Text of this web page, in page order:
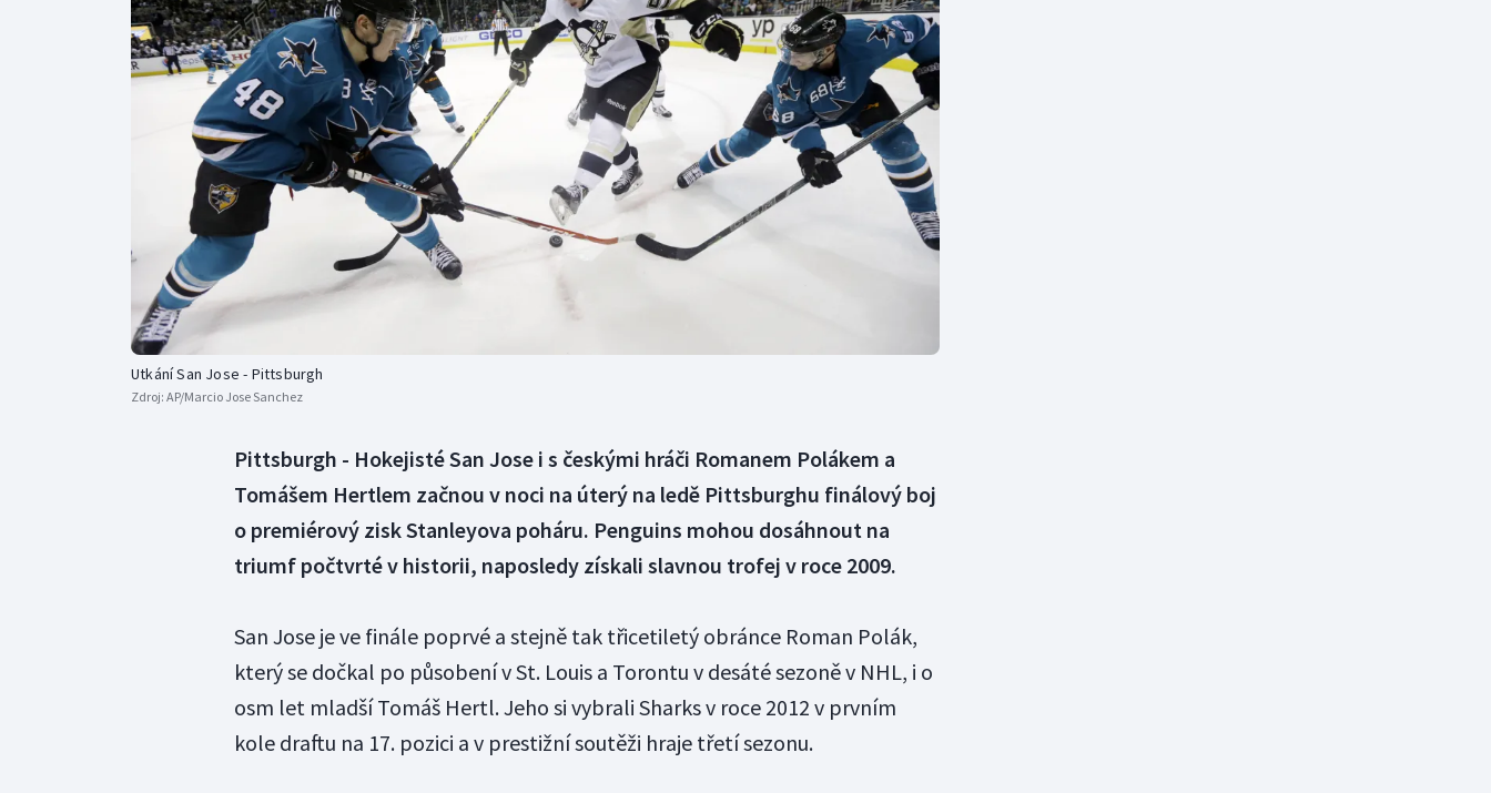
Curling
Dostihy
Florbal
Futsal
Golf
Gymnastika
Moderní pětiboj
Motorsport
Olympijské hry
Parasport
Plavání
Triatlon
Veslování
Vodní slalom
Volejbal
Utkání San Jose - Pittsburgh
Zdroj: AP/Marcio Jose Sanchez
Pittsburgh - Hokejisté San Jose i s českými hráči Romanem Polákem a
Tomášem Hertlem začnou v noci na úterý na ledě Pittsburghu finálový boj
o premiérový zisk Stanleyova poháru. Penguins mohou dosáhnout na
triumf počtvrté v historii, naposledy získali slavnou trofej v roce 2009.
San Jose je ve finále poprvé a stejně tak třicetiletý obránce Roman Polák,
který se dočkal po působení v St. Louis a Torontu v desáté sezoně v NHL, i o
osm let mladší Tomáš Hertl. Jeho si vybrali Sharks v roce 2012 v prvním
kole draftu na 17. pozici a v prestižní soutěži hraje třetí sezonu.